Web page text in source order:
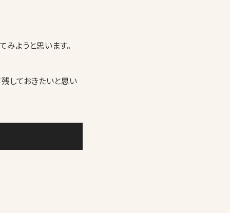
ようと思います。
しておきたいと思い